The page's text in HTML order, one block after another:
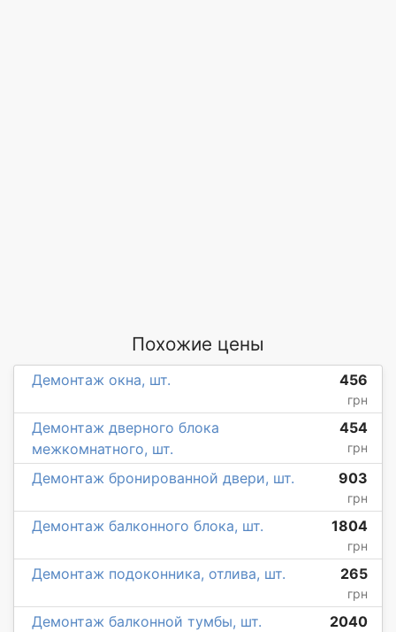
Похожие цены
Демонтаж окна, шт. 456
грн
Демонтаж дверного блока
межкомнатного, шт.
454
грн
Демонтаж бронированной двери, шт. 903
грн
Демонтаж балконного блока, шт. 1804
грн
Демонтаж подоконника, отлива, шт. 265
грн
Демонтаж балконной тумбы, шт. 2040